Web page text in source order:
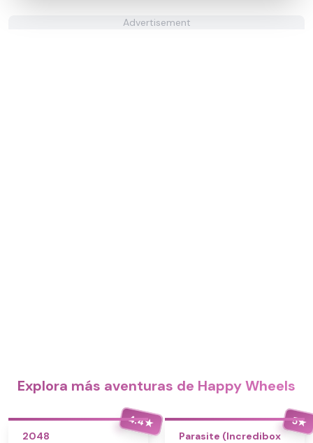
Advertisement
Explora más aventuras de Happy Wheels
4.4★
2048
5★
Parasite (Incredibox